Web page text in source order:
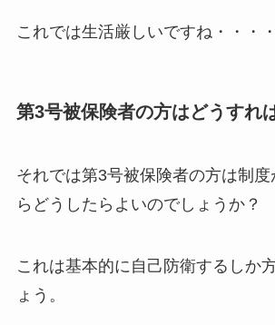
これでは生活厳しいですね・・・・
第3号被保険者の方はどうすれ
それでは第3号被保険者の方は制
らどうしたらよいのでしょうか？
これは基本的に自己防衛するしか
ょう。